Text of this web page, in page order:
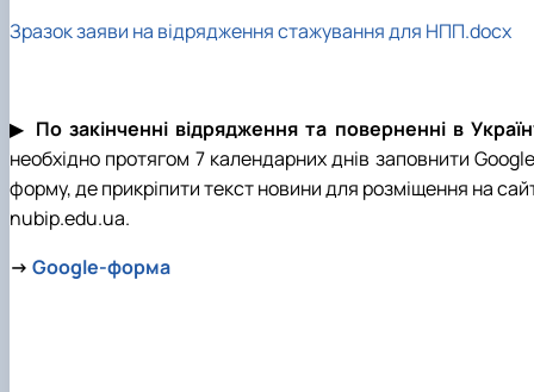
Зразок заяви на відрядження стажування для НПП.docx
▶ По закінченні відрядження та поверненні в
необхідно протягом 7 календарних днів заповнити
форму, де прикріпити текст новини для розміщення на
nubip.edu.ua.
→ Google-форма